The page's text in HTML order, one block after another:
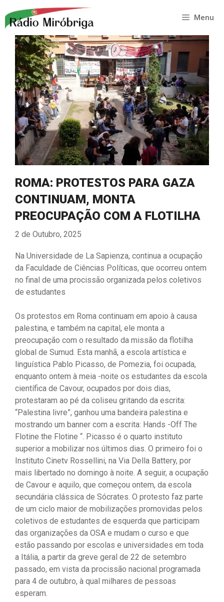
para
conteúdo
Menu
ROMA: PROTESTOS PARA GAZA
CONTINUAM, MONTA
PREOCUPAÇÃO COM A FLOTILHA
2 de Outubro, 2025
Na Universidade de La Sapienza, continua a ocupação
da Faculdade de Ciências Políticas, que ocorreu ontem
no final de uma procissão organizada pelos coletivos
de estudantes
Os protestos em Roma continuam em apoio à causa
palestina, e também na capital, ele monta a
preocupação com o resultado da missão da flotilha
global de Sumud. Esta manhã, a escola artística e
linguística Pablo Picasso, de Pomezia, foi ocupada,
enquanto ontem à meia -noite os estudantes da escola
científica de Cavour, ocupados por dois dias,
protestaram ao pé da coliseu gritando da escrita:
“Palestina livre”, ganhou uma bandeira palestina e
mostrando um banner com a escrita: Hands -Off The
Flotine the Flotine “. Picasso é o quarto instituto
superior a mobilizar nos últimos dias. O primeiro foi o
Instituto Cinetv Rossellini, na Via Della Battery, por
mais libertado no domingo à noite. A seguir, a ocupação
de Cavour e aquilo, que começou ontem, da escola
secundária clássica de Sócrates. O protesto faz parte
de um ciclo maior de mobilizações promovidas pelos
coletivos de estudantes de esquerda que participam
das organizações da OSA e mudam o curso e que
estão passando por escolas e universidades em toda
a Itália, a partir da greve geral de 22 de setembro
passado, em vista da procissão nacional programada
para 4 de outubro, à qual milhares de pessoas
esperam.